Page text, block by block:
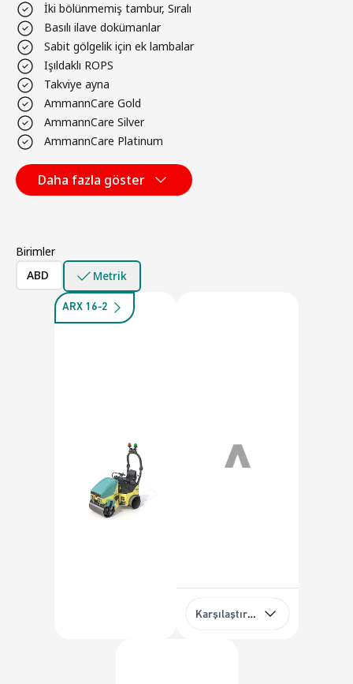
İki bölünmemiş tambur, Sıralı
Basılı ilave dokümanlar
Sabit gölgelik için ek lambalar
Işıldaklı ROPS
Takviye ayna
AmmannCare Gold
AmmannCare Silver
AmmannCare Platinum
Daha fazla göster
Birimler
ABD
Metrik
ARX 16-2
Karşılaştırma